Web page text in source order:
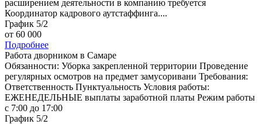
расширением деятельности в компанию требуется
Координатор кадрового аутстаффинга....
График 5/2
от 60 000
Подробнее
Работа дворником в Самаре
Обязанности: Уборка закрепленной территории Проведение
регулярных осмотров на предмет замусоривани Требования:
Ответственность Пунктуальность Условия работы:
ЕЖЕНЕДЕЛЬНЫЕ выплаты заработной платы Режим работы
с 7:00 до 17:00
График 5/2